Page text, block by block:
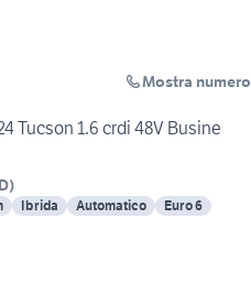
Mostra numero
Tucson 1.6 crdi 48V Busine
)
Ibrida Automatico Euro 6